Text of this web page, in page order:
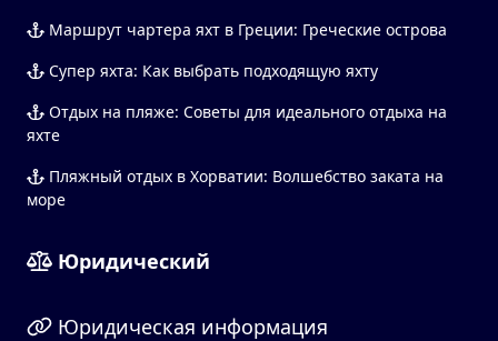
Маршрут чартера яхт в Греции: Греческие острова
Супер яхта: Как выбрать подходящую яхту
Отдых на пляже: Советы для идеального отдыха на
яхте
Пляжный отдых в Хорватии: Волшебство заката на
море
Юридический
Юридическая информация